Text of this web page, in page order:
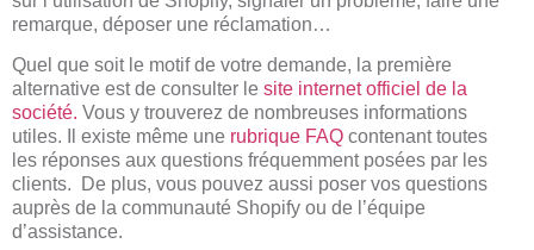
remarque, déposer une réclamation…
Quel que soit le motif de votre demande, la première
alternative est de consulter le site internet officiel de la
société. Vous y trouverez de nombreuses informations
utiles. Il existe même une rubrique FAQ contenant toutes
les réponses aux questions fréquemment posées par les
clients. De plus, vous pouvez aussi poser vos questions
auprès de la communauté Shopify ou de l’équipe
d’assistance.